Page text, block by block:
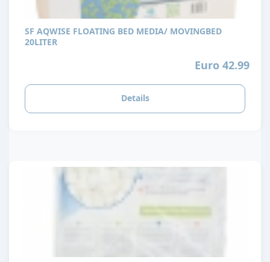
SF AQWISE FLOATING BED MEDIA/ MOVINGBED
20LITER
Euro 42.99
Details